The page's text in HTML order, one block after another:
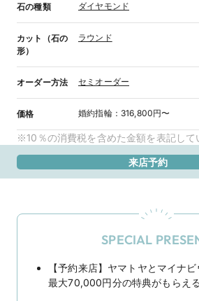
石の種類 ダイヤモンド
カット（石の
形）
ラウンド
オーダー方法 セミオーダー
価格 婚約指輪： 316,800円〜
※10％の消費税を含めた金額を表記して
来店予約
SPECIAL
【予約来店】ヤマトヤとマイナ
最大70,000円分の特典がもらえる